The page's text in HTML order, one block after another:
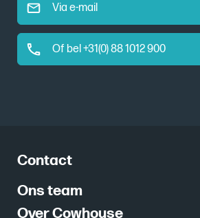
Via e-mail
Of bel +31(0) 88 1012 900
Contact
Ons team
Over Cowhouse